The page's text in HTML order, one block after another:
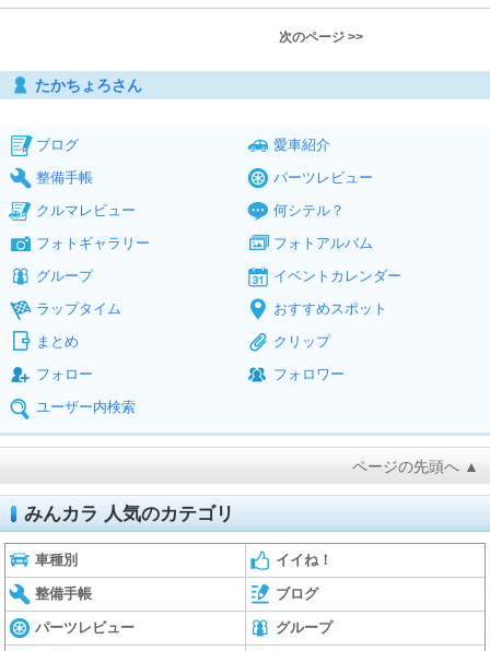
次のページ >>
たかちょろさん
ブログ
愛車紹介
整備手帳
パーツレビュー
クルマレビュー
何シテル？
フォトギャラリー
フォトアルバム
グループ
イベントカレンダー
ラップタイム
おすすめスポット
まとめ
クリップ
フォロー
フォロワー
ユーザー内検索
ページの先頭へ ▲
みんカラ 人気のカテゴリ
車種別 イイね！
整備手帳 ブログ
パーツレビュー グループ